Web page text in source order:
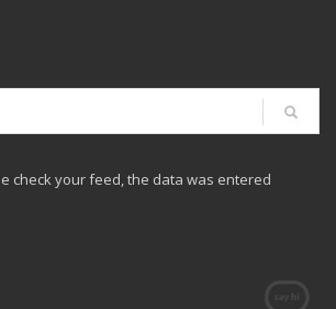
check your feed, the data was entered